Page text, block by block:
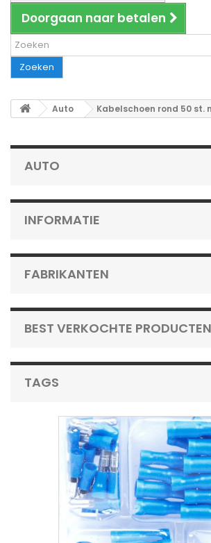
Doorgaan naar betalen
Zoeken
Auto Kabelschoen rond 50 st.
AUTO
INFORMATIE
FABRIKANTEN
BEST VERKOCHTE PRODUCTEN
TAGS